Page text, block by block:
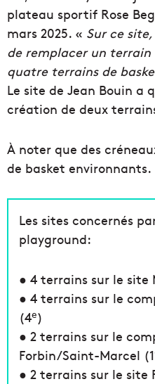
plateau sportif Rose
mars 2025. « Sur ce
de remplacer un
quatre terrains de
Le site de Jean Bouin a
création de deux
À noter que des
de basket environnants.
Les sites concernés
playground:
● 4 terrains sur le site
● 4 terrains sur le
(4e)
● 2 terrains sur le
Forbin/Saint-Marcel
● 2 terrains sur le site